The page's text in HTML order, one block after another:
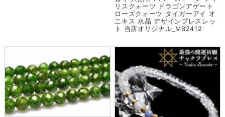
リスクォーツ ドラゴンアゲート
ローズクォーツ タイガーアイ オ
ニキス 水晶 デザインブレスレッ
ト 当店オリジナル_MB2412